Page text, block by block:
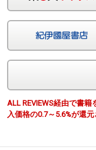
ALL REVIEWS経由で書
入価格の0.7～5.6%が還